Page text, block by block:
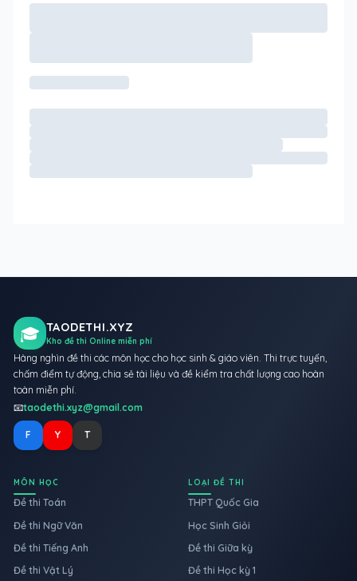
🎓 TAODETHI.XYZ
Kho đề thi Online miễn phí
Hàng nghìn đề thi các môn học cho học sinh & giáo viên. Thi trực tuyến,
chấm điểm tự động, chia sẻ tài liệu và đề kiểm tra chất lượng cao hoàn
toàn miễn phí.
📧taodethi.xyz@gmail.com
F Y T
MÔN HỌC
Đề thi Toán
Đề thi Ngữ Văn
Đề thi Tiếng Anh
Đề thi Vật Lý
LOẠI ĐỀ THI
THPT Quốc Gia
Học Sinh Giỏi
Đề thi Giữa kỳ
Đề thi Học kỳ 1